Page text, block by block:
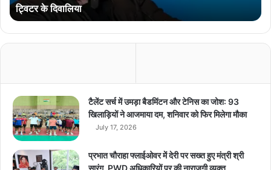
ट्विटर के दिवालिया
टैलेंट सर्च में उमड़ा बैडमिंटन और टेनिस का जोश: 93
खिलाड़ियों ने आजमाया दम, शनिवार को फिर मिलेगा मौका
July 17, 2026
प्रभात चौराहा फ्लाईओवर में देरी पर सख्त हुए मंत्री श्री
सारंग, PWD अधिकारियों पर की नाराजगी व्यक्त